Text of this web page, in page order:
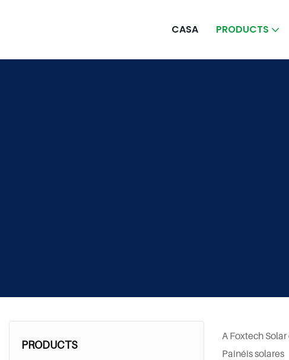
CASA PRODUCTS
PRODUCTS
A Foxtech
Painéis solares